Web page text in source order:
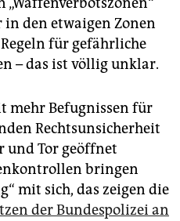
den etwaigen Zonen
für gefährliche
– das ist völlig unklar.
mehr Befugnissen für
Rechtsunsicherheit
und Tor geöffnet
bringen
mit sich, das zeigen die
der Bundespolizei an